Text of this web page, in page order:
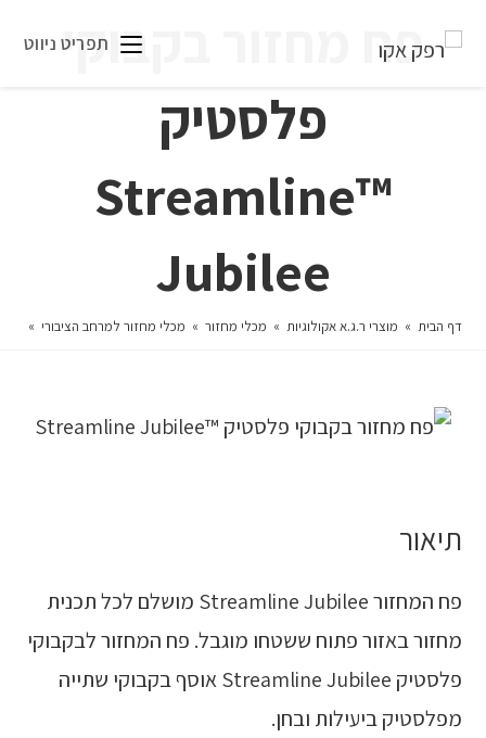
תפריט ניווט
פח מחזור בקבוקי
פלסטיק
™Streamline
Jubilee
דף הבית » מוצרי ר.ג.א אקולוגיות » מכלי מחזור » מכלי מחזור למרחב הציבורי »
תיאור
פח המחזור Streamline Jubilee מושלם לכל תכנית
מחזור באזור פתוח ששטחו מוגבל. פח המחזור לבקבוקי
פלסטיק Streamline Jubilee אוסף בקבוקי שתייה
מפלסטיק ביעילות ובחן.